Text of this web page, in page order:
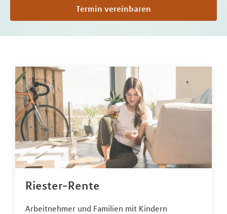
Termin vereinbaren
Riester-Rente
Arbeitnehmer und Familien mit Kindern